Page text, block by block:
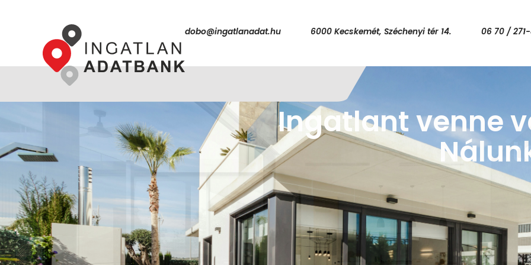
dobo@ingatlanadat.hu 6000 Kecskemét, Széchenyi tér 14. 06 70 /
Ingatlant venne
Vásárolna, de
Teljeskörű